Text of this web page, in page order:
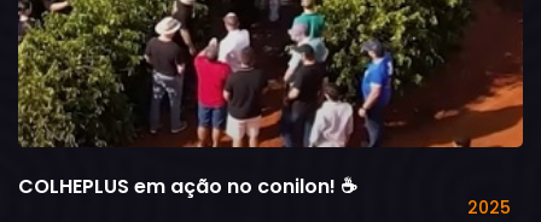
COLHEPLUS em ação no conilon! ☕
2025